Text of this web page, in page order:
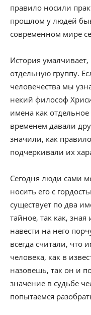
правило носили
прошлом у людей
современном мире
История
отдельную группу.
человечества мы
некий философ
имена как
временем давали
значили, как
подчеркивали их
Сегодня люди сами
носить его с
существует по два
тайное, так как,
навести на него
всегда считали, что
человека, как в
назовешь, так он и
значение в судьбе
попытаемся